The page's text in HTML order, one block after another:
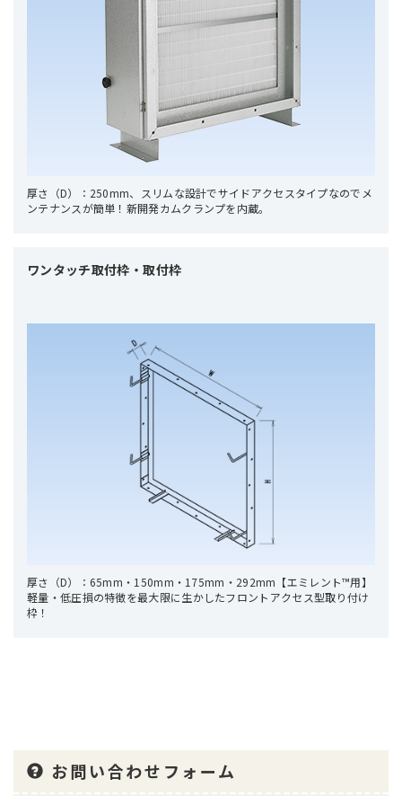
厚さ（D）：250mm、スリムな設計でサイドアクセスタイプなのでメ
ンテナンスが簡単！新開発カムクランプを内蔵。
ワンタッチ取付枠・取付枠
厚さ（D）：65mm・150mm・175mm・292mm【エミレント™用】
軽量・低圧損の特徴を最大限に生かしたフロントアクセス型取り付け
枠！
お問い合わせフォーム